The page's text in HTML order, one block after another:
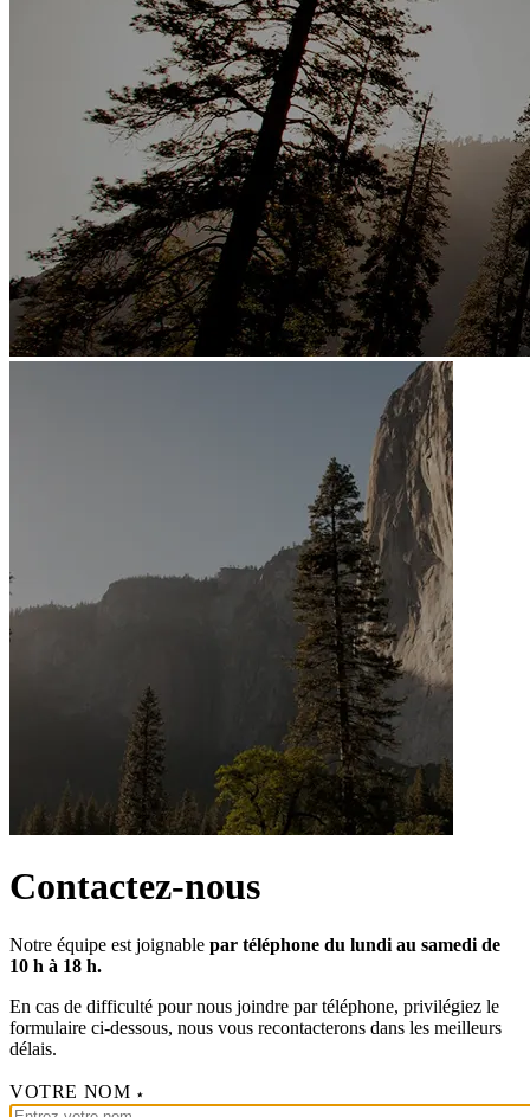
Contactez-nous
Notre équipe est joignable par téléphone du lundi au samedi de
10 h à 18 h.
En cas de difficulté pour nous joindre par téléphone, privilégiez le
formulaire ci-dessous, nous vous recontacterons dans les meilleurs
délais.
VOTRE NOM